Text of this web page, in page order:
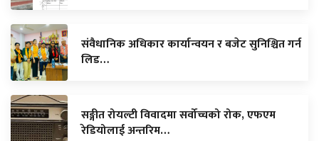
संवैधानिक अधिकार कार्यान्वयन र बजेट सुनिश्चित गर्न
लिड…
सङ्गीत रोयल्टी विवादमा सर्वोच्चको रोक, एफएम
रेडियोलाई अन्तरिम…